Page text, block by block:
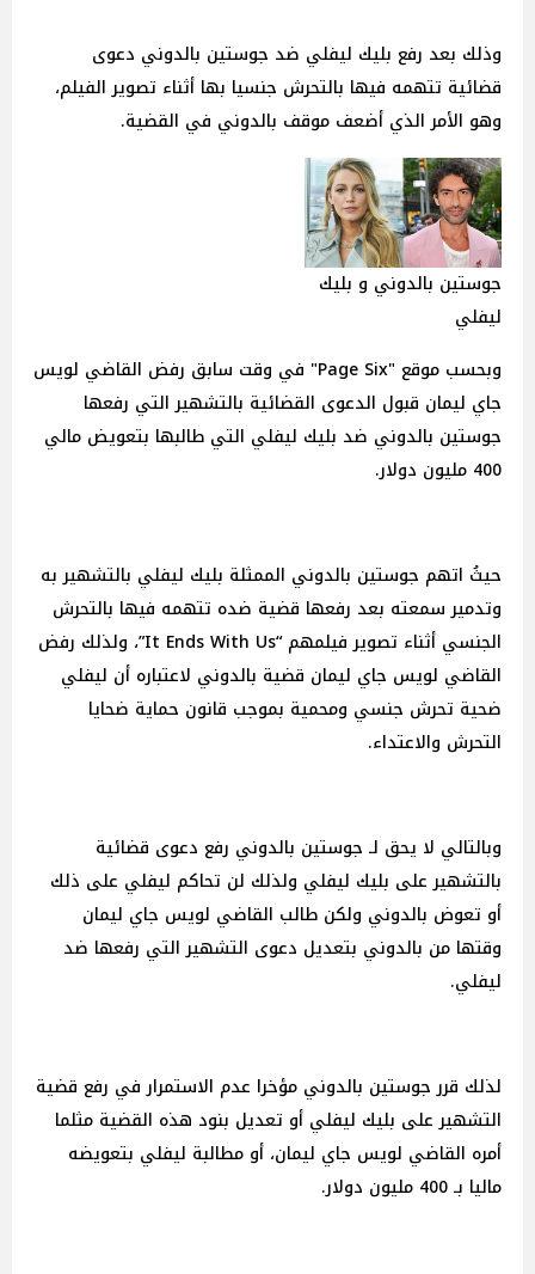
وذلك بعد رفع بليك ليفلي ضد جوستين بالدوني دعوى
قضائية تتهمه فيها بالتحرش جنسيا بها أثناء تصوير الفيلم،
وهو الأمر الذي أضعف موقف بالدوني في القضية.
جوستين بالدوني و بليك
ليفلي
وبحسب موقع "Page Six" في وقت سابق رفض القاضي لويس
جاي ليمان قبول الدعوى القضائية بالتشهير التي رفعها
جوستين بالدوني ضد بليك ليفلي التي طالبها بتعويض مالي
400 مليون دولار.
حيثُ اتهم جوستين بالدوني الممثلة بليك ليفلي بالتشهير به
وتدمير سمعته بعد رفعها قضية ضده تتهمه فيها بالتحرش
الجنسي أثناء تصوير فيلمهم “It Ends With Us”، ولذلك رفض
القاضي لويس جاي ليمان قضية بالدوني لاعتباره أن ليفلي
ضحية تحرش جنسي ومحمية بموجب قانون حماية ضحايا
التحرش والاعتداء.
وبالتالي لا يحق لـ جوستين بالدوني رفع دعوى قضائية
بالتشهير على بليك ليفلي ولذلك لن تحاكم ليفلي على ذلك
أو تعوض بالدوني ولكن طالب القاضي لويس جاي ليمان
وقتها من بالدوني بتعديل دعوى التشهير التي رفعها ضد
ليفلي.
لذلك قرر جوستين بالدوني مؤخرا عدم الاستمرار في رفع قضية
التشهير على بليك ليفلي أو تعديل بنود هذه القضية مثلما
أمره القاضي لويس جاي ليمان، أو مطالبة ليفلي بتعويضه
ماليا بـ 400 مليون دولار.